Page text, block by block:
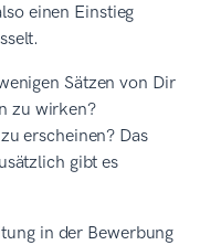
einen Einstieg
Sätzen von Dir
zu wirken?
erscheinen? Das
gibt es
in der Bewerbung